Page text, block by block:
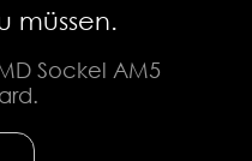
müssen.
Sockel AM5